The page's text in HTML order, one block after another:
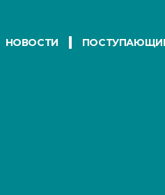
НОВОСТИ